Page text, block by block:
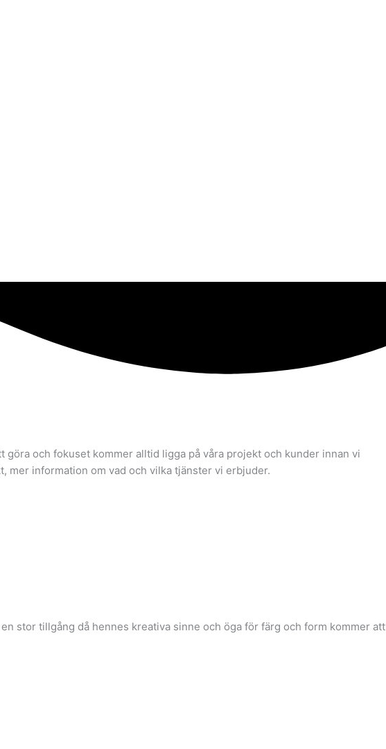
och fokuset kommer alltid ligga på våra projekt och kunder innan vi
mer information om vad och vilka tjänster vi erbjuder.
stor tillgång då hennes kreativa sinne och öga för färg och form kommer att